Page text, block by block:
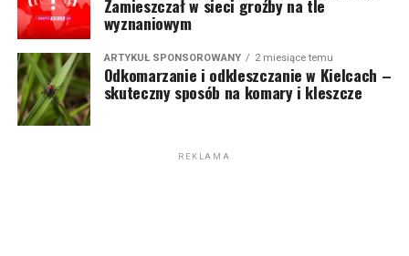
Zamieszczał w sieci groźby na tle
wyznaniowym
ARTYKUŁ SPONSOROWANY 2 miesiące temu
Odkomarzanie i odkleszczanie w Kielcach –
skuteczny sposób na komary i kleszcze
REKLAMA